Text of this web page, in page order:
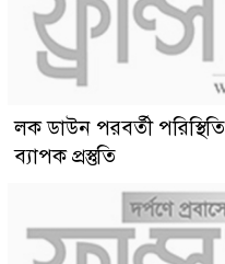
লক ডাউন পরবর্তী
ব্যাপক প্রস্তুতি